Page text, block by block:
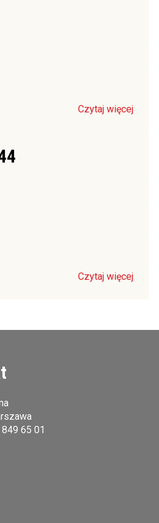
Czytaj więcej
Czytaj więcej
65 01